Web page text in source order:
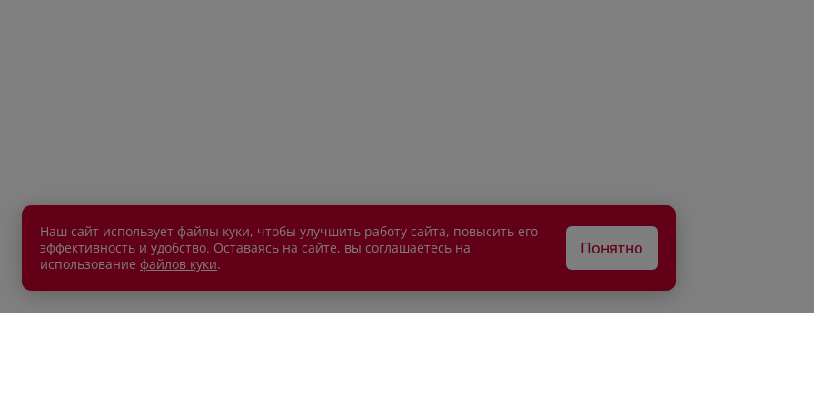
Наш сайт использует файлы куки, чтобы улучшить работу сайта, повысить его
эффективность и удобство. Оставаясь на сайте, вы соглашаетесь на
использование файлов куки.
Понятно